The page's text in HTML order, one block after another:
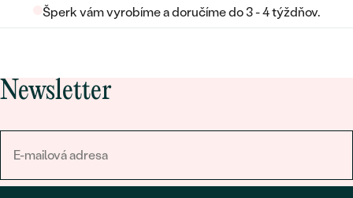
Šperk vám vyrobíme a doručíme do 3 - 4 týždňov.
Newsletter